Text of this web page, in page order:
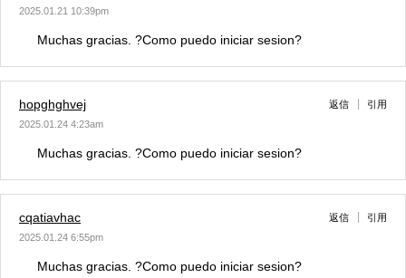
2025.01.21 10:39pm
Muchas gracias. ?Como puedo iniciar sesion?
hopghghvej
2025.01.24 4:23am
返信 引用
Muchas gracias. ?Como puedo iniciar sesion?
cqatiavhac
2025.01.24 6:55pm
返信 引用
Muchas gracias. ?Como puedo iniciar sesion?